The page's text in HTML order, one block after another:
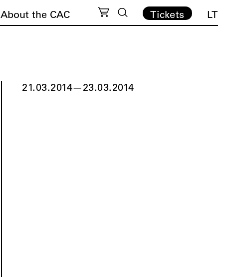
About the CAC Tickets LT
21.03.2014—23.03.2014